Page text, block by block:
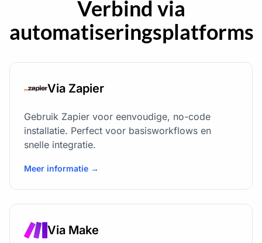
Verbind via
automatiseringsplatforms
Via Zapier
Gebruik Zapier voor eenvoudige, no-code
installatie. Perfect voor basisworkflows en
snelle integratie.
Meer informatie →
Via Make